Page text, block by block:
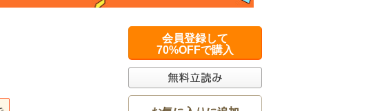
会員登録して
70%OFFで購入